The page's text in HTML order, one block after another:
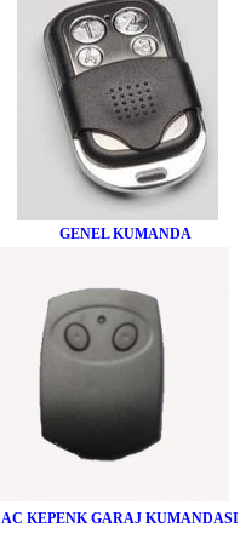
GENEL KUMANDA
AC KEPENK GARAJ KUMANDASI